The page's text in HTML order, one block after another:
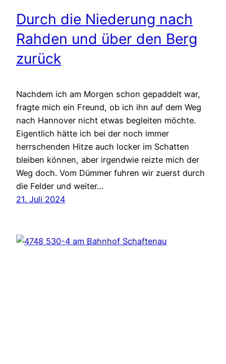
Durch die Niederung nach
Rahden und über den Berg
zurück
Nachdem ich am Morgen schon gepaddelt war,
fragte mich ein Freund, ob ich ihn auf dem Weg
nach Hannover nicht etwas begleiten möchte.
Eigentlich hätte ich bei der noch immer
herrschenden Hitze auch locker im Schatten
bleiben können, aber irgendwie reizte mich der
Weg doch. Vom Dümmer fuhren wir zuerst durch
die Felder und weiter…
21. Juli 2024